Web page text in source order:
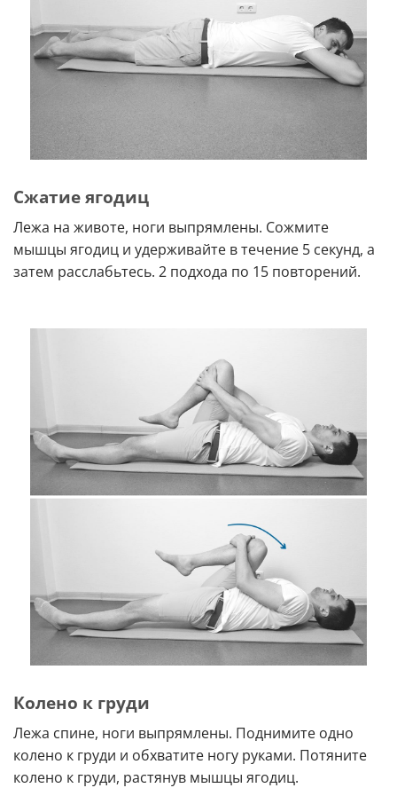
Сжатие ягодиц
Лежа на животе, ноги выпрямлены. Сожмите
мышцы ягодиц и удерживайте в течение 5 секунд, а
затем расслабьтесь. 2 подхода по 15 повторений.
Колено к груди
Лежа спине, ноги выпрямлены. Поднимите одно
колено к груди и обхватите ногу руками. Потяните
колено к груди, растянув мышцы ягодиц.